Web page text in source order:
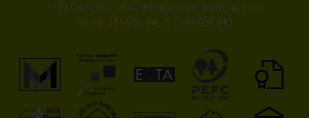
· +39 0474 950 054 · info@moser-holzbau.com
St.-Nr. / MwSt.-Nr. IT 01387230210